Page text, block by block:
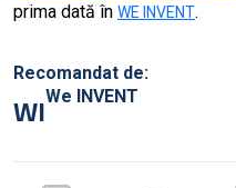
prima dată în WE INVENT.
Recomandat de:
WIWe INVENT